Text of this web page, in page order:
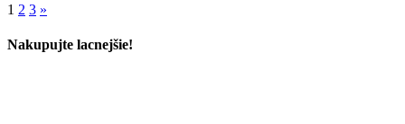
1 2 3 »
Nakupujte lacnejšie!